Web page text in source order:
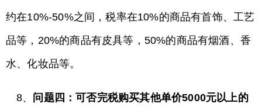
约在10%-50%之间，税率在10%的商品有首饰、工艺
品等，20%的商品有皮具等，50%的商品有烟酒、香
水、化妆品等。
8、 问题四：可否完税购买其他单价5000元以上的